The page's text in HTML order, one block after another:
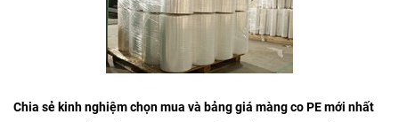
Chia sẻ kinh nghiệm chọn mua và bảng giá màng co PE mới nhất